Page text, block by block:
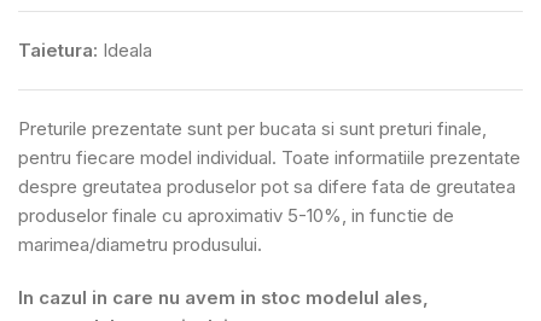
Taietura: Ideala
Preturile prezentate sunt per bucata si sunt preturi finale,
pentru fiecare model individual. Toate informatiile prezentate
despre greutatea produselor pot sa difere fata de greutatea
produselor finale cu aproximativ 5-10%, in functie de
marimea/diametru produsului.
In cazul in care nu avem in stoc modelul ales,